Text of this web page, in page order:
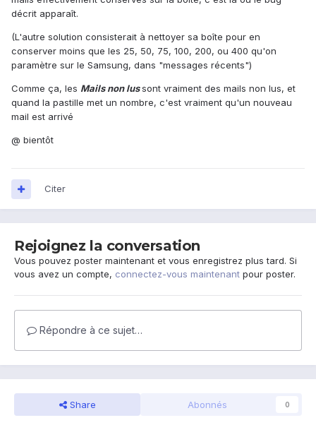
décrit apparaît.
(L'autre solution consisterait à nettoyer sa boîte pour en
conserver moins que les 25, 50, 75, 100, 200, ou 400 qu'on
paramètre sur le Samsung, dans "messages récents")
Comme ça, les Mails non lussont vraiment des mails non lus, et
quand la pastille met un nombre, c'est vraiment qu'un nouveau
mail est arrivé
@ bientôt
Citer
Rejoignez la conversation
Vous pouvez poster maintenant et vous enregistrez plus tard. Si
vous avez un compte, connectez-vous maintenant pour poster.
Répondre à ce sujet…
Share Abonnés 0